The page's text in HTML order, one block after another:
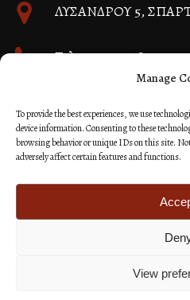
Manage
To provide the best experiences, we use
device information. Consenting to these
browsing behavior or unique IDs on this site.
adversely affect certain features and functions.
View
ΛΥΣΑΝΔΡΟΥ 5,
Τηλ. 27310 26580 και
Κατασκευή Ιστοσελίδων
Hellenic Technologies